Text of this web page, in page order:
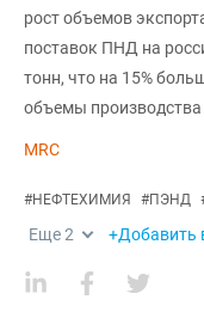
рост объемов
поставок ПНД на
тонн, что на 15%
объемы производства
MRC
#НЕФТЕХИМИЯ #ПЭНД
Еще2 +Добавить